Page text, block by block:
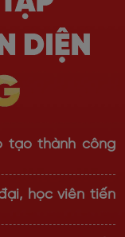
tạo thành công
học viên tiến